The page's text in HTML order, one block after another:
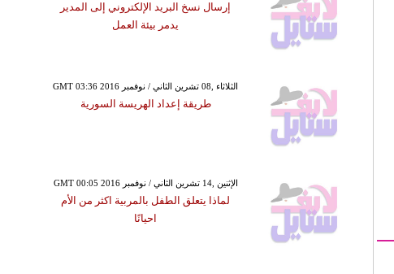
إرسال نسخ البريد الإلكتروني إلى المدير
يدمر بيئة العمل
GMT 03:36 2016 الثلاثاء ,08 تشرين الثاني / نوفمبر
طريقة إعداد الهريسة السورية
GMT 00:05 2016 الإثنين ,14 تشرين الثاني / نوفمبر
لماذا يتعلق الطفل بالمربية اكثر من الأم
احيانًا